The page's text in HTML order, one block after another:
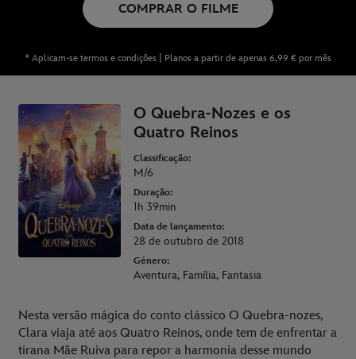
COMPRAR O FILME
* Aplicam-se termos e condições | Planos a partir de apenas 6,99 € por mês
O Quebra-Nozes e os
Quatro Reinos
Classificação:
M/6
Duração:
1h 39min
Data de lançamento:
28 de outubro de 2018
Género:
Aventura, Família, Fantasia
Nesta versão mágica do conto clássico O Quebra-nozes,
Clara viaja até aos Quatro Reinos, onde tem de enfrentar a
tirana Mãe Ruiva para repor a harmonia desse mundo